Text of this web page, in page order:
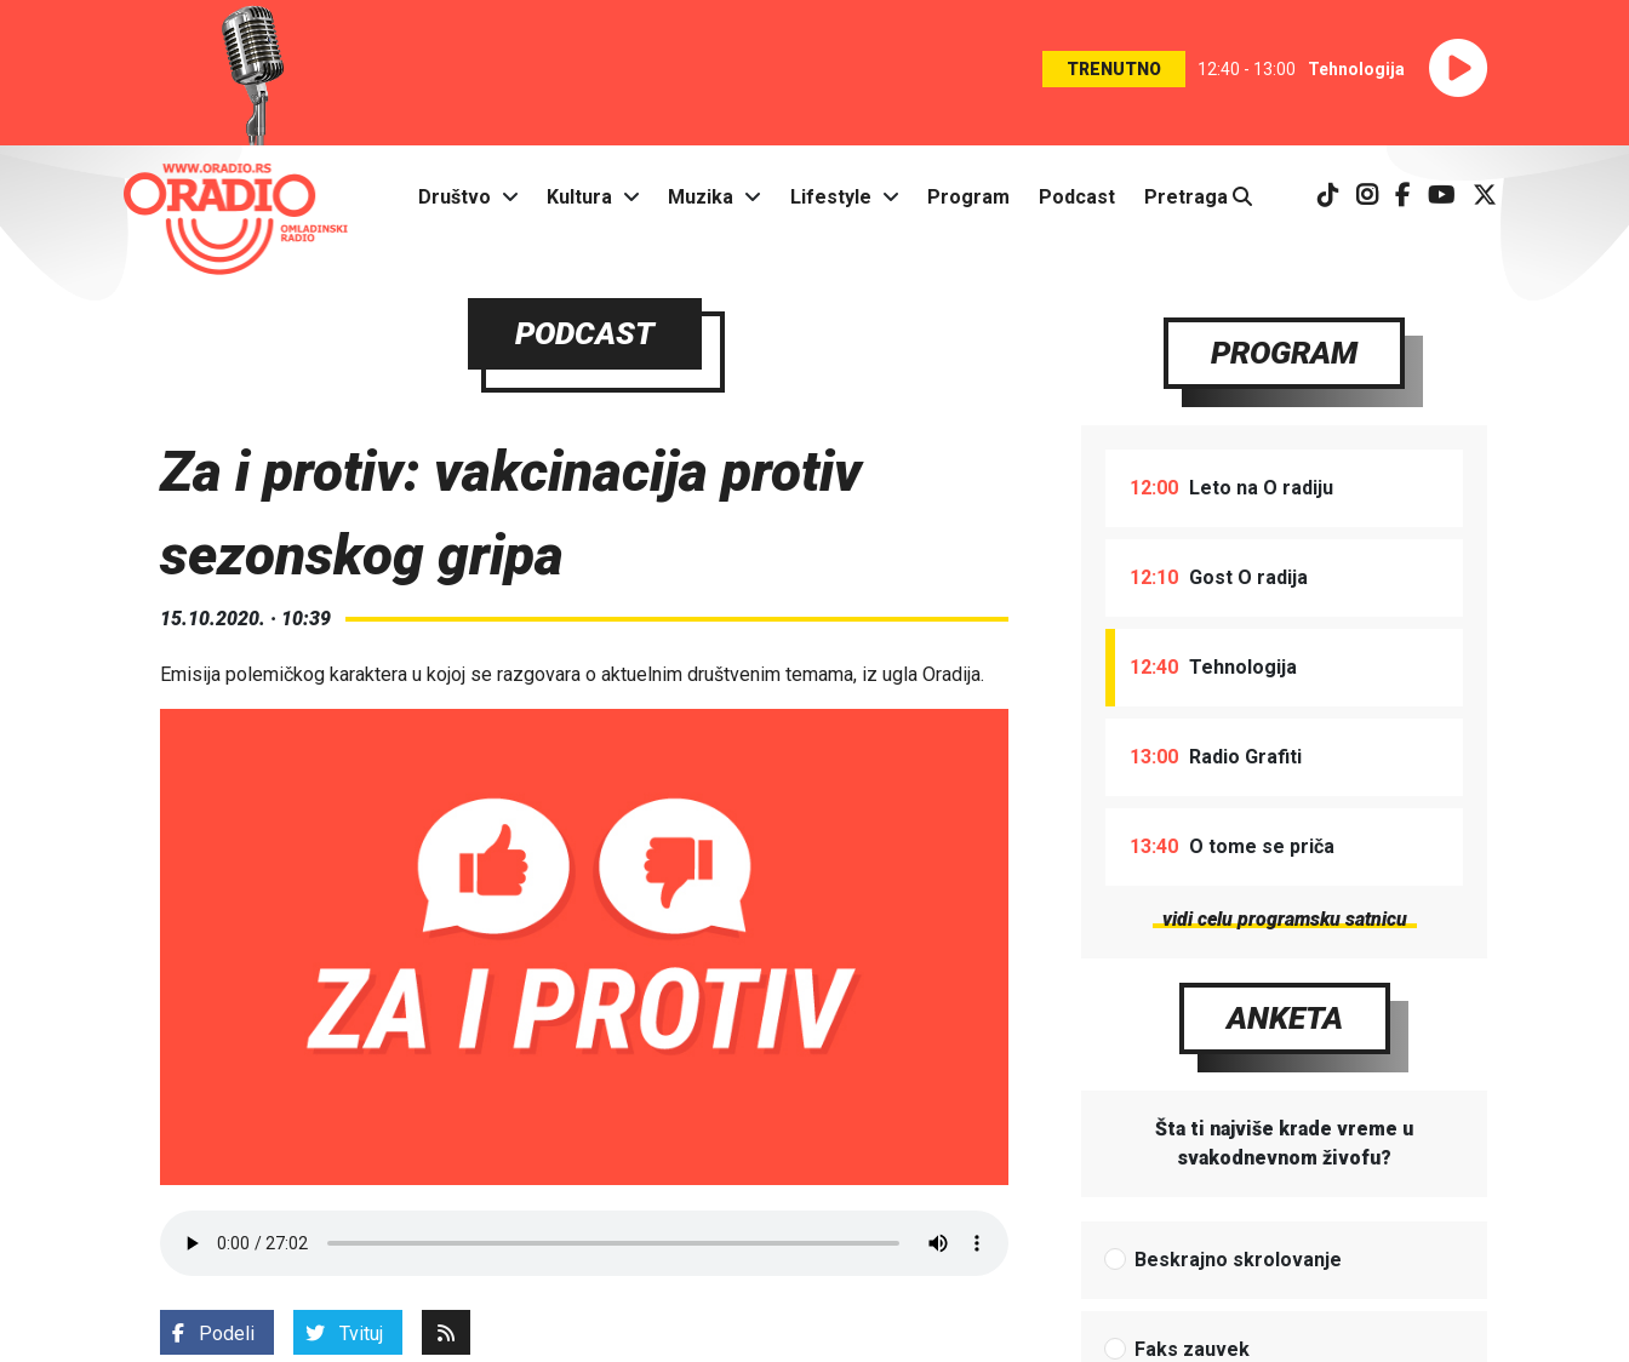
TRENUTNO 12:40 - 13:00 Tehnologija
Društvo Kultura Muzika Lifestyle Program Podcast Pretraga
PODCAST
Za i protiv: vakcinacija protiv
sezonskog gripa
15.10.2020. · 10:39
Emisija polemičkog karaktera u kojoj se razgovara o aktuelnim društvenim temama, iz ugla Oradija.
Podeli Tvituj
PROGRAM
12:00 Leto na O radiju
12:10 Gost O radija
12:40 Tehnologija
13:00 Radio Grafiti
13:40 O tome se priča
vidi celu programsku satnicu
ANKETA
Šta ti najviše krade vreme u
svakodnevnom živofu?
Beskrajno skrolovanje
Faks zauvek